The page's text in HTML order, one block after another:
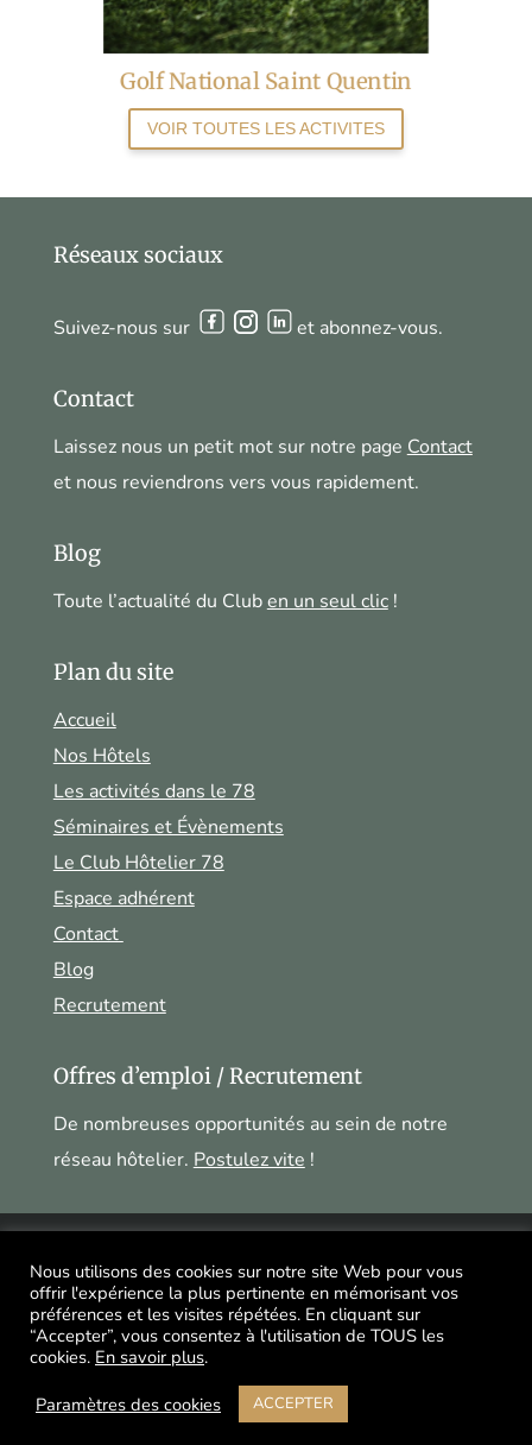
Golf National Saint Quentin
VOIR TOUTES LES ACTIVITES
Réseaux sociaux
Suivez-nous sur et abonnez-vous.
Contact
Laissez nous un petit mot sur notre page Contact
et nous reviendrons vers vous rapidement.
Blog
Toute l’actualité du Cluben un seul clic!
Plan du site
Accueil
Nos Hôtels
Les activités dans le 78
Séminaires et Évènements
Le Club Hôtelier 78
Espace adhérent
Contact
Blog
Recrutement
Offres d’emploi / Recrutement
De nombreuses opportunités au sein de notre
réseau hôtelier. Postulez vite !
© Agence YOOU Digitale
Nous utilisons des cookies sur notre site Web pour vous
offrir l'expérience la plus pertinente en mémorisant vos
préférences et les visites répétées. En cliquant sur
“Accepter”, vous consentez à l'utilisation de TOUS les
cookies. En savoir plus.
Paramètres des cookies
ACCEPTER